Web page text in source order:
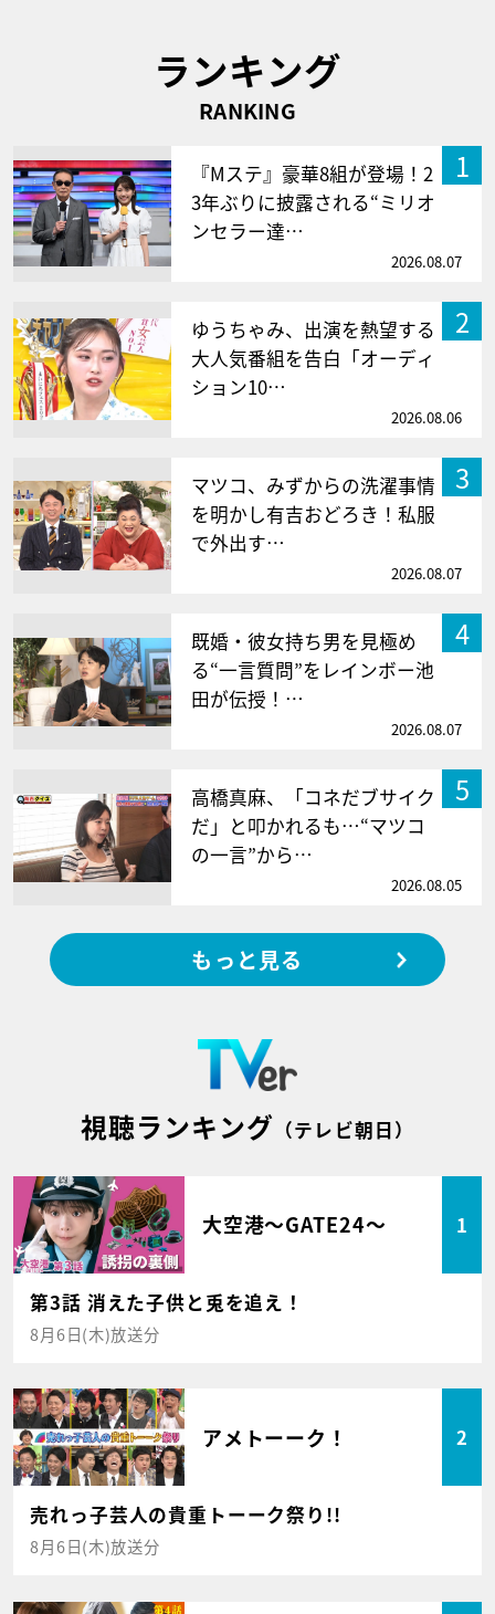
ランキング
RANKING
1
『Mステ』豪華8組が登場！2
3年ぶりに披露される“ミリオ
ンセラー達…
2026.08.07
2
ゆうちゃみ、出演を熱望する
大人気番組を告白「オーディ
ション10…
2026.08.06
3
マツコ、みずからの洗濯事情
を明かし有吉おどろき！私服
で外出す…
2026.08.07
4
既婚・彼女持ち男を見極め
る“一言質問”をレインボー池
田が伝授！…
2026.08.07
5
高橋真麻、「コネだブサイク
だ」と叩かれるも…“マツコ
の一言”から…
2026.08.05
もっと見る
視聴ランキング （テレビ朝日）
大空港～GATE24～ 1
第3話 消えた子供と兎を追え！
8月6日(木)放送分
アメトーーク！ 2
売れっ子芸人の貴重トーーク祭り!!
8月6日(木)放送分